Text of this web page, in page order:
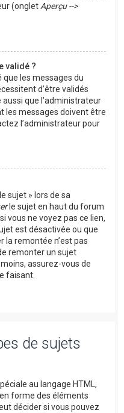
(onglet Aperçu -->
validé ?
que les messages du
d’être validés
aussi que l’administrateur
les messages doivent être
l’administrateur pour
sujet » lors de sa
le sujet en haut du forum
vous ne voyez pas ce lien,
est désactivée ou que
la remontée n’est pas
remonter un sujet
assurez-vous de
faisant.
de sujets
au langage HTML,
forme des éléments
décider si vous pouvez